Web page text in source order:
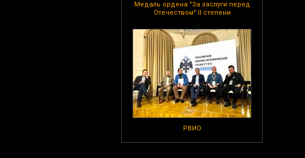
Медаль ордена "За заслуги перед
Отечеством" II степени
РВИО